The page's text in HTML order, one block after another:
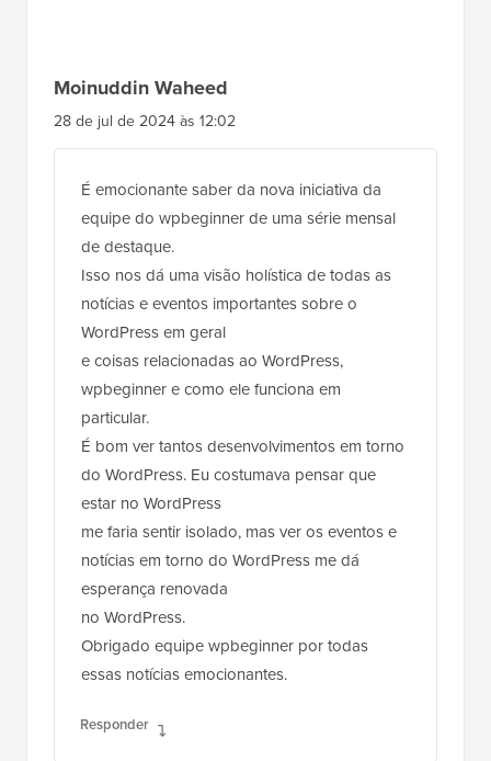
Moinuddin Waheed
28 de jul de 2024 às 12:02
É emocionante saber da nova iniciativa da
equipe do wpbeginner de uma série mensal
de destaque.
Isso nos dá uma visão holística de todas as
notícias e eventos importantes sobre o
WordPress em geral
e coisas relacionadas ao WordPress,
wpbeginner e como ele funciona em
particular.
É bom ver tantos desenvolvimentos em torno
do WordPress. Eu costumava pensar que
estar no WordPress
me faria sentir isolado, mas ver os eventos e
notícias em torno do WordPress me dá
esperança renovada
no WordPress.
Obrigado equipe wpbeginner por todas
essas notícias emocionantes.
Responder